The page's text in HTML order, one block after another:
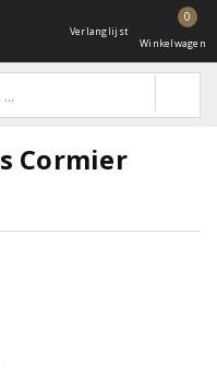
Verlanglijst
0
Winkelwagen
Cormier